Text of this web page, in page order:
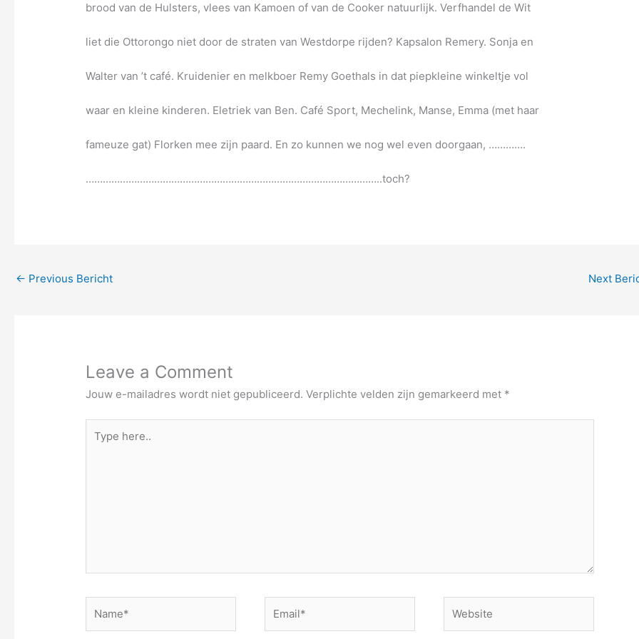
brood van de Hulsters, vlees van Kamoen of van de Cooker natuurlijk. Verfhandel de Wit
liet die Ottorongo niet door de straten van Westdorpe rijden? Kapsalon Remery. Sonja en
Walter van ’t café. Kruidenier en melkboer Remy Goethals in dat piepkleine winkeltje vol
waar en kleine kinderen. Eletriek van Ben. Café Sport, Mechelink, Manse, Emma (met haar
fameuze gat) Florken mee zijn paard. En zo kunnen we nog wel even doorgaan, ………….
…………………………………………………………………………………………..toch?
← Previous Bericht Next
Leave a Comment
Jouw e-mailadres wordt niet gepubliceerd. Verplichte velden zijn gemarkeerd met *
here..